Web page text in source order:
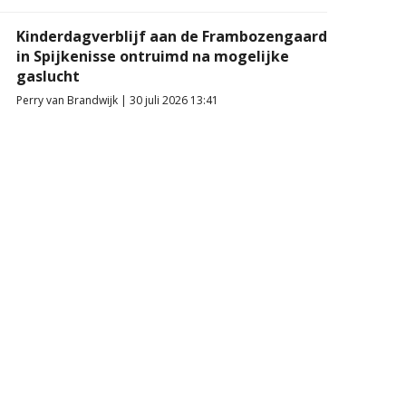
Kinderdagverblijf aan de Frambozengaard
in Spijkenisse ontruimd na mogelijke
gaslucht
Perry van Brandwijk | 30 juli 2026 13:41